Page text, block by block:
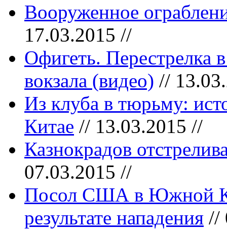
Вооруженное
17.03.2015 //
Офигеть. Перестрелка
вокзала (видео) //
Из клуба в тюрьму:
Китае // 13.03.2015 //
Казнокрадов
07.03.2015 //
Посол США в Южной
результате нападения //